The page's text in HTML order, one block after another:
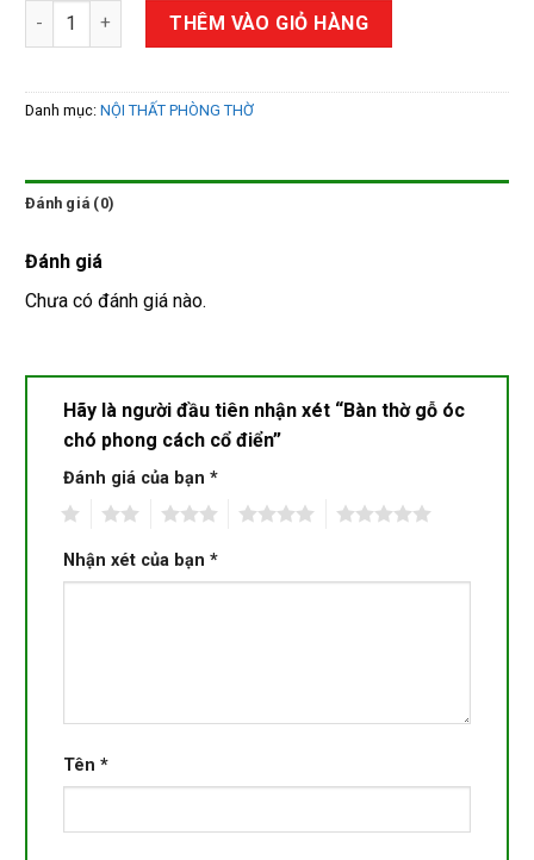
Bàn thờ gỗ óc chó phong cách cổ điển số lượng
THÊM VÀO GIỎ HÀNG
Danh mục: NỘI THẤT PHÒNG THỜ
Đánh giá (0)
Đánh giá
Chưa có đánh giá nào.
Hãy là người đầu tiên nhận xét “Bàn thờ gỗ óc
chó phong cách cổ điển”
Đánh giá của bạn *
Nhận xét của bạn *
Tên *